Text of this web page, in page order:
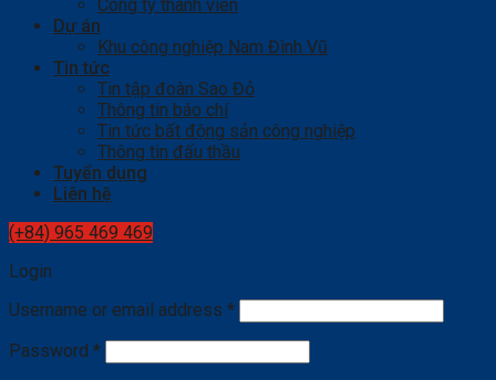
Công ty thành viên
Dự án
Khu công nghiệp Nam Đình Vũ
Tin tức
Tin tập đoàn Sao Đỏ
Thông tin báo chí
Tin tức bất động sản công nghiệp
Thông tin đấu thầu
Tuyển dụng
Liên hệ
(+84) 965 469 469
Login
Username or email address *
Password *